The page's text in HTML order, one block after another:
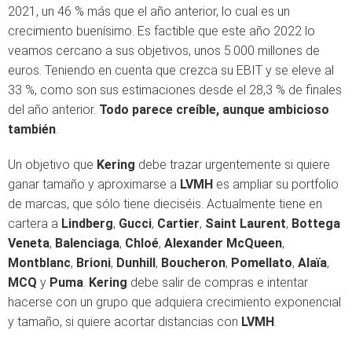
2021, un 46 % más que el año anterior, lo cual es un
crecimiento buenísimo. Es factible que este año 2022 lo
veamos cercano a sus objetivos, unos 5.000 millones de
euros. Teniendo en cuenta que crezca su EBIT y se eleve al
33 %, como son sus estimaciones desde el 28,3 % de finales
del año anterior. Todo parece creíble, aunque ambicioso
también.
Un objetivo que Kering debe trazar urgentemente si quiere
ganar tamaño y aproximarse a LVMH es ampliar su portfolio
de marcas, que sólo tiene dieciséis. Actualmente tiene en
cartera a Lindberg, Gucci, Cartier, Saint Laurent, Bottega
Veneta, Balenciaga, Chloé, Alexander McQueen,
Montblanc, Brioni, Dunhill, Boucheron, Pomellato, Alaïa,
MCQ y Puma. Kering debe salir de compras e intentar
hacerse con un grupo que adquiera crecimiento exponencial
y tamaño, si quiere acortar distancias con LVMH.